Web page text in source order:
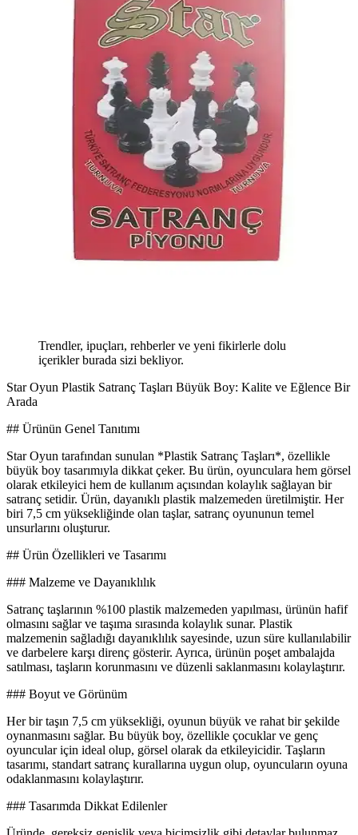
Trendler, ipuçları, rehberler ve yeni fikirlerle dolu
içerikler burada sizi bekliyor.
Star Oyun Plastik Satranç Taşları Büyük Boy: Kalite ve Eğlence Bir
Arada
## Ürünün Genel Tanıtımı
Star Oyun tarafından sunulan *Plastik Satranç Taşları*, özellikle
büyük boy tasarımıyla dikkat çeker. Bu ürün, oyunculara hem görsel
olarak etkileyici hem de kullanım açısından kolaylık sağlayan bir
satranç setidir. Ürün, dayanıklı plastik malzemeden üretilmiştir. Her
biri 7,5 cm yüksekliğinde olan taşlar, satranç oyununun temel
unsurlarını oluşturur.
## Ürün Özellikleri ve Tasarımı
### Malzeme ve Dayanıklılık
Satranç taşlarının %100 plastik malzemeden yapılması, ürünün hafif
olmasını sağlar ve taşıma sırasında kolaylık sunar. Plastik
malzemenin sağladığı dayanıklılık sayesinde, uzun süre kullanılabilir
ve darbelere karşı direnç gösterir. Ayrıca, ürünün poşet ambalajda
satılması, taşların korunmasını ve düzenli saklanmasını kolaylaştırır.
### Boyut ve Görünüm
Her bir taşın 7,5 cm yüksekliği, oyunun büyük ve rahat bir şekilde
oynanmasını sağlar. Bu büyük boy, özellikle çocuklar ve genç
oyuncular için ideal olup, görsel olarak da etkileyicidir. Taşların
tasarımı, standart satranç kurallarına uygun olup, oyuncuların oyuna
odaklanmasını kolaylaştırır.
### Tasarımda Dikkat Edilenler